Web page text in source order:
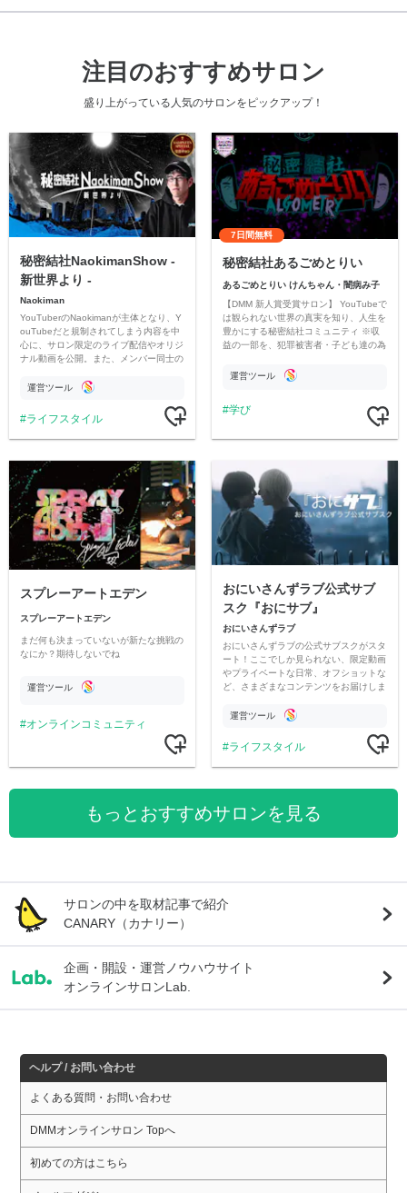
注目のおすすめサロン
盛り上がっている人気のサロンをピックアップ！
秘密結社NaokimanShow -
新世界より -
Naokiman
YouTuberのNaokimanが主体となり、Y
ouTubeだと規制されてしまう内容を中
心に、サロン限定のライブ配信やオリジ
ナル動画を公開。また、メンバー同士の
ただいています。
運営ツール
ライフスタイル
7日間無料
秘密結社あるごめとりい
あるごめとりい けんちゃん・闇病み子
【DMM 新人賞受賞サロン】 YouTubeで
は観られない世界の真実を知り、人生を
豊かにする秘密結社コミュニティ ※収
益の一部を、犯罪被害者・子ども達の為
す運営ツール
学び
スプレーアートエデン
スプレーアートエデン
まだ何も決まっていないが新たな挑戦の
なにか？期待しないでね
運営ツール
オンラインコミュニティ
おにいさんずラブ公式サブ
スク『おにサブ』
おにいさんずラブ
おにいさんずラブの公式サブスクがスタ
ート！ここでしか見られない、限定動画
やプライベートな日常、オフショットな
ど、さまざまなコンテンツをお届けしま
運営ツール
ライフスタイル
もっとおすすめサロンを見る
サロンの中を取材記事で紹介
CANARY（カナリー）
企画・開設・運営ノウハウサイト
オンラインサロンLab.
ヘルプ / お問い合わせ
よくある質問・お問い合わせ
DMMオンラインサロン Topへ
初めての方はこちら